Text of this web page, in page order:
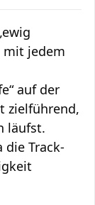
mit jedem
auf der
zielführend,
läufst.
die Track-